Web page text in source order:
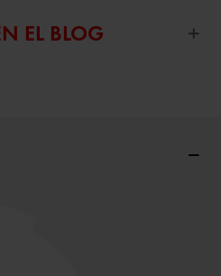
EL BLOG